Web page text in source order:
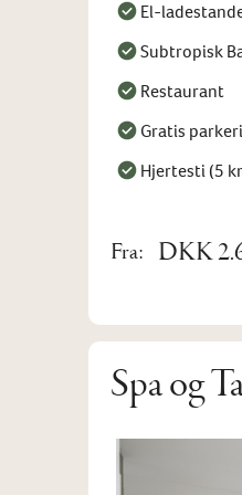
El-
Subtropisk
Restaurant
Gratis
Hjertesti (5
Fra: DKK
Spa og